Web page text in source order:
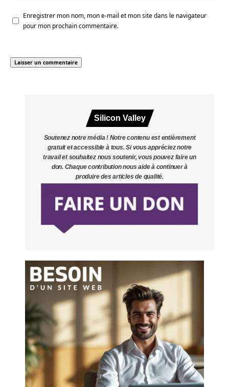
Enregistrer mon nom, mon e-mail et mon site dans le navigateur
pour mon prochain commentaire.
Silicon Valley
Soutenez notre média ! Notre contenu est entièrement
gratuit et accessible à tous. Si vous appréciez notre
travail et souhaitez nous soutenir, vous pouvez faire un
don. Chaque contribution nous aide à continuer à
produire des articles de qualité.